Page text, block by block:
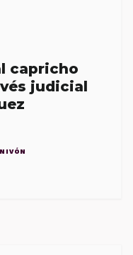
capricho
judicial